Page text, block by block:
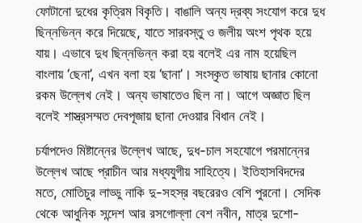
ফোটানো দুধের কৃত্রিম বিকৃতি। বাঙালি অন্য দ্রব্য সংযোগ করে দুধ
ছিন্নভিন্ন করে দিয়েছে, যাতে সারবস্তু ও জলীয় অংশ পৃথক হয়ে
যায়। এভাবে দুধ ছিন্নভিন্ন করা হয় বলেই এর নাম হয়েছিল
বাংলায় ‘ছেনা’, এখন বলা হয় ‘ছানা’। সংস্কৃত ভাষায় ছানার কোনো
রকম উল্লেখ নেই। অন্য ভাষাতেও ছিল না। আগে অজ্ঞাত ছিল
বলেই শাস্ত্রসম্মত দেবপূজায় ছানা দেওয়ার বিধান নেই।
চর্যাপদেও মিষ্টান্নের উল্লেখ আছে, দুধ-চাল সহযোগে পরমান্নের
উল্লেখ আছে প্রাচীন আর মধ্যযুগীয় সাহিত্যে। ইতিহাসবিদদের
মতে, মোতিচুর লাড্ডু নাকি দু-সহস্র বছরেরও বেশি পুরনো। সেদিক
থেকে আধুনিক সন্দেশ আর রসগোল্লা বেশ নবীন, মাত্র দুশো-